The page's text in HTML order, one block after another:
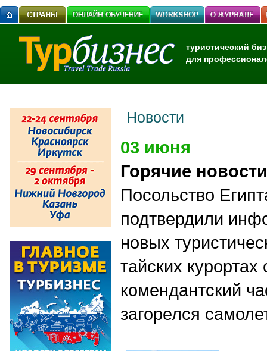
туристический
для
Новости
03 июня
Горячие новости
Посольство
подтвердили
новых
тайских
комендантский
загорелся